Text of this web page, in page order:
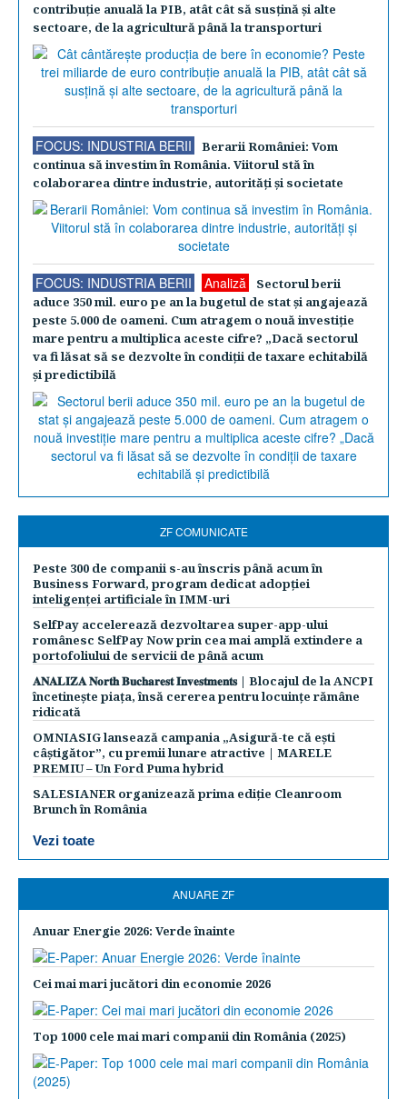
contribuţie anuală la PIB, atât cât să susţină şi alte
sectoare, de la agricultură până la transporturi
FOCUS: INDUSTRIA BERII
Berarii României: Vom
continua să investim în România. Viitorul stă în
colaborarea dintre industrie, autorităţi şi societate
FOCUS: INDUSTRIA BERII Analiză
Sectorul berii
aduce 350 mil. euro pe an la bugetul de stat şi angajează
peste 5.000 de oameni. Cum atragem o nouă investiţie
mare pentru a multiplica aceste cifre? „Dacă sectorul
va fi lăsat să se dezvolte în condiţii de taxare echitabilă
şi predictibilă
ZF COMUNICATE
Peste 300 de companii s-au înscris până acum în
Business Forward, program dedicat adopției
inteligenței artificiale în IMM-uri
SelfPay accelerează dezvoltarea super-app-ului
românesc SelfPay Now prin cea mai amplă extindere a
portofoliului de servicii de până acum
𝐀𝐍𝐀𝐋𝐈𝐙𝐀 𝐍𝐨𝐫𝐭𝐡 𝐁𝐮𝐜𝐡𝐚𝐫𝐞𝐬𝐭 𝐈𝐧𝐯𝐞𝐬𝐭𝐦𝐞𝐧𝐭𝐬 | Blocajul de la ANCPI
încetinește piața, însă cererea pentru locuințe rămâne
ridicată
OMNIASIG lansează campania „Asigură-te că ești
câștigător”, cu premii lunare atractive | MARELE
PREMIU – Un Ford Puma hybrid
SALESIANER organizează prima ediție Cleanroom
Brunch în România
Vezi toate
ANUARE ZF
Anuar Energie 2026: Verde înainte
Cei mai mari jucători din economie 2026
Top 1000 cele mai mari companii din România (2025)